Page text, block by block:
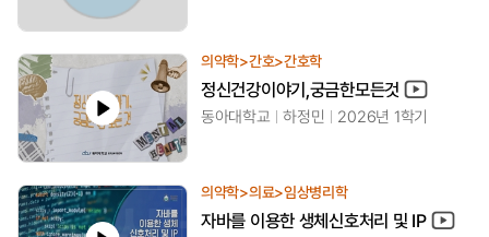
의약학>간호>간호학
정신건강이야기,궁금한모든것
동아대학교 하정민 2026년 1학기
의약학>의료>임상병리학
자바를 이용한 생체신호처리 및 IP